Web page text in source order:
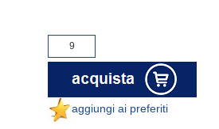
aggiungi ai preferiti